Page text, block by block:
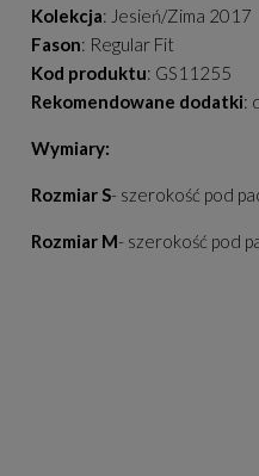
Kolekcja: Jesień/Zima 2017
Fason: Regular Fit
Kod produktu: GS11255
Rekomendowane dodatki:
Wymiary:
Rozmiar S- szerokość pod
Rozmiar M- szerokość pod